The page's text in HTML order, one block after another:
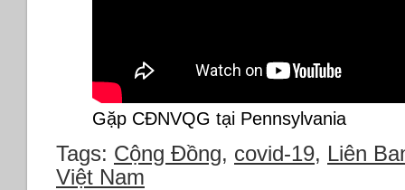
Gặp CĐNVQG tại Pennsylvania
Tags: Cộng Đồng, covid-19, Liên
Việt Nam